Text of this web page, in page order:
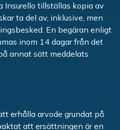
Insurello tillställas kopia av
ta del av, inklusive, men
En begäran enligt
inom 14 dagar från det
annat sätt meddelats
erhålla arvode grundat på
att ersättningen är en